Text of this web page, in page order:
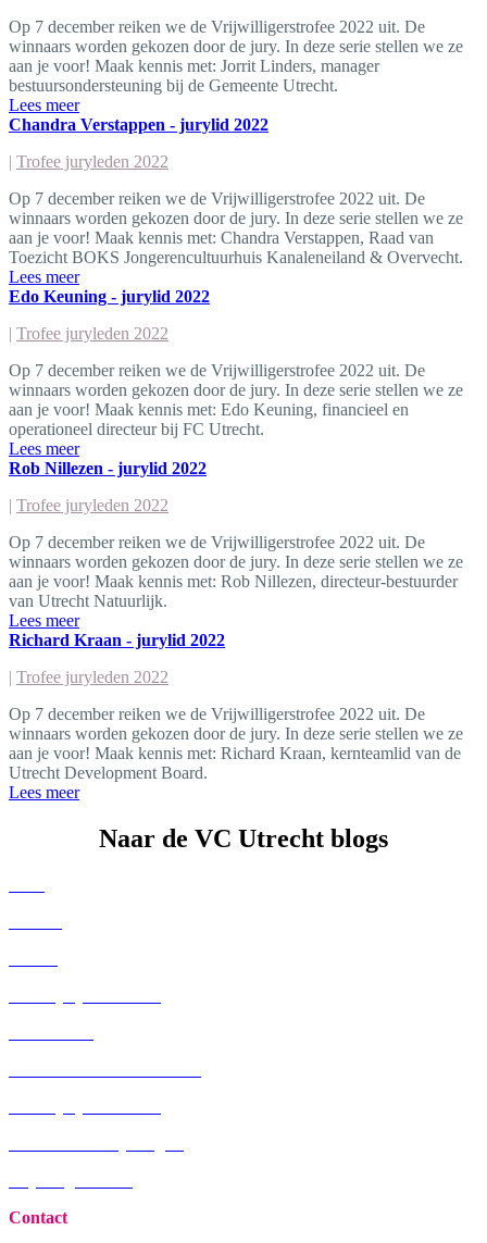
Op 7 december reiken we de Vrijwilligerstrofee 2022 uit. De
winnaars worden gekozen door de jury. In deze serie stellen we ze
aan je voor! Maak kennis met: Jorrit Linders, manager
bestuursondersteuning bij de Gemeente Utrecht.
Lees meer
Chandra Verstappen - jurylid 2022
| Trofee juryleden 2022
Op 7 december reiken we de Vrijwilligerstrofee 2022 uit. De
winnaars worden gekozen door de jury. In deze serie stellen we ze
aan je voor! Maak kennis met: Chandra Verstappen, Raad van
Toezicht BOKS Jongerencultuurhuis Kanaleneiland & Overvecht.
Lees meer
Edo Keuning - jurylid 2022
| Trofee juryleden 2022
Op 7 december reiken we de Vrijwilligerstrofee 2022 uit. De
winnaars worden gekozen door de jury. In deze serie stellen we ze
aan je voor! Maak kennis met: Edo Keuning, financieel en
operationeel directeur bij FC Utrecht.
Lees meer
Rob Nillezen - jurylid 2022
| Trofee juryleden 2022
Op 7 december reiken we de Vrijwilligerstrofee 2022 uit. De
winnaars worden gekozen door de jury. In deze serie stellen we ze
aan je voor! Maak kennis met: Rob Nillezen, directeur-bestuurder
van Utrecht Natuurlijk.
Lees meer
Richard Kraan - jurylid 2022
| Trofee juryleden 2022
Op 7 december reiken we de Vrijwilligerstrofee 2022 uit. De
winnaars worden gekozen door de jury. In deze serie stellen we ze
aan je voor! Maak kennis met: Richard Kraan, kernteamlid van de
Utrecht Development Board.
Lees meer
Naar de VC Utrecht blogs
Contact